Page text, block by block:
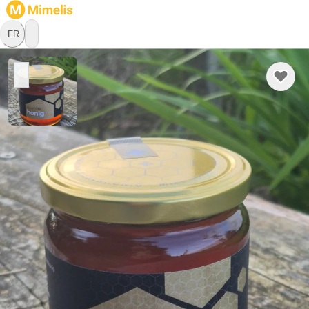
FR
Imkerei Jordi
Apiculteur
4924 Langenthal, Berne
Bienvenue dans mon petit rucher amateur, que je gère avec
passion depuis plusieurs années. Mes ruches sont installées
dans un environnement naturel riche en biodiversité, où les
colonies peuvent prospérer en toute tranquillité et butiner
diverses plantes à fleurs.
Mon objectif est de pratiquer l'apiculture de manière
durable, respectueuse et en harmonie avec la nature. Cela
En savoir plus